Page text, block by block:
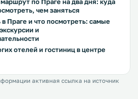
чем заняться
в Праге и что посмотреть: самые
и
отелей и гостиниц в центре
активная ссылка на источник